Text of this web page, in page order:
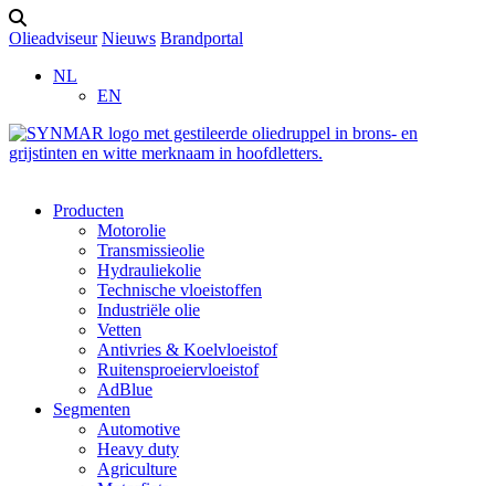
Olieadviseur Nieuws Brandportal
NL
EN
Producten
Motorolie
Transmissieolie
Hydrauliekolie
Technische vloeistoffen
Industriële olie
Vetten
Antivries & Koelvloeistof
Ruitensproeiervloeistof
AdBlue
Segmenten
Automotive
Heavy duty
Agriculture